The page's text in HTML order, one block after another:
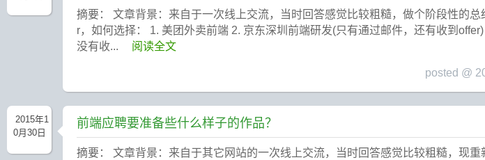
摘要： 文章背景：来自于一次线上交流，当时回答感觉比较粗糙，做个阶段性的
r，如何选择： 1. 美团外卖前端 2. 京东深圳前端研发(只有通过邮件，还有收到
没有收...
阅读全文
posted @
2015年1
0月30日
前端应聘要准备些什么样子的作品？
摘要： 文章背景：来自于其它网站的一次线上交流，当时回答感觉比较粗糙，现